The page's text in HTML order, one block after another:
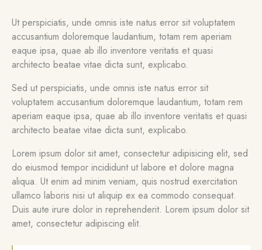
Ut perspiciatis, unde omnis iste natus error sit voluptatem
accusantium doloremque laudantium, totam rem aperiam
eaque ipsa, quae ab illo inventore veritatis et quasi
architecto beatae vitae dicta sunt, explicabo.
Sed ut perspiciatis, unde omnis iste natus error sit
voluptatem accusantium doloremque laudantium, totam rem
aperiam eaque ipsa, quae ab illo inventore veritatis et quasi
architecto beatae vitae dicta sunt, explicabo.
Lorem ipsum dolor sit amet, consectetur adipisicing elit, sed
do eiusmod tempor incididunt ut labore et dolore magna
aliqua. Ut enim ad minim veniam, quis nostrud exercitation
ullamco laboris nisi ut aliquip ex ea commodo consequat.
Duis aute irure dolor in reprehenderit. Lorem ipsum dolor sit
amet, consectetur adipiscing elit.